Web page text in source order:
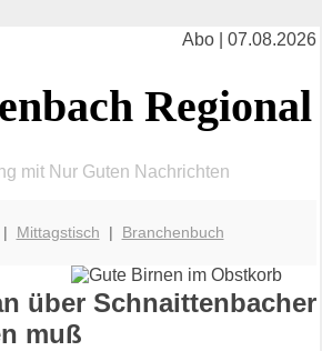
Abo | 07.08.2026
Regional
mit Nur Guten Nachrichten
| Mittagstisch | Branchenbuch
über Schnaittenbacher
muß